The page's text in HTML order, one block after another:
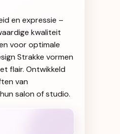
en expressie –
kwaliteit
voor optimale
Strakke vormen
flair. Ontwikkeld
van
salon of studio.